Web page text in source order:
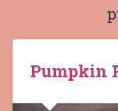
Pumpkin